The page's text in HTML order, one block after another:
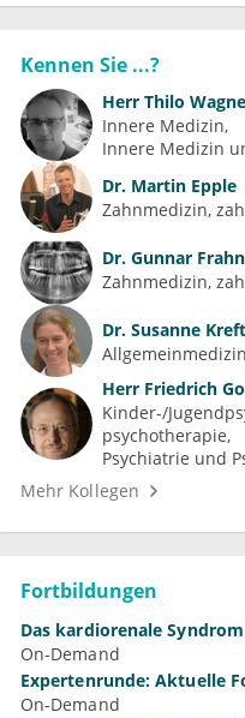
Kennen Sie ...?
Herr Thilo
Innere Medizin
Innere Medizin
Dr. Martin Epple
Zahnmedizin,
Dr. Gunnar Frahn
Zahnmedizin,
Dr. Susanne Kreft
Allgemeinmedizin
Herr Friedrich
Kinder-/
psychotherapie
Psychiatrie und
Mehr Kollegen
Fortbildungen
Das kardiorenale Syndrom
On-Demand
Expertenrunde: Aktuelle
On-Demand